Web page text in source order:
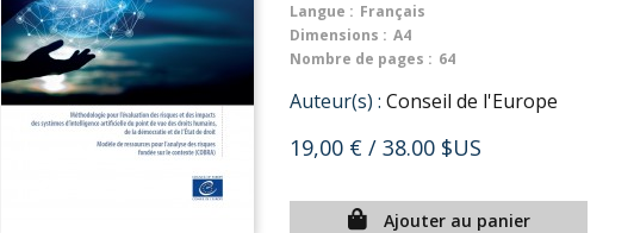
Langue : Français
Dimensions : A4
Nombre de pages : 64
Auteur(s) : Conseil de l'Europe
19,00 € / 38.00 $US
Ajouter au panier